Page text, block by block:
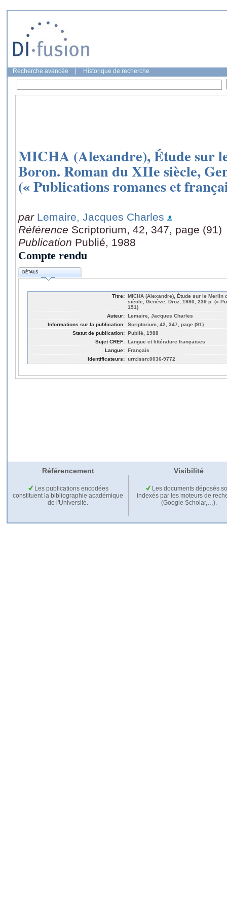
Recherche avancée Historique de recherche
MICHA (Alexandre), Étude sur
Boron. Roman du XIIe siècle,
(« Publications romanes et
par Lemaire, Jacques Charles
Référence Scriptorium, 42, 347, page (91)
Publication Publié, 1988
Compte rendu
DÉTAILS
Titre: MICHA (Alexandre), Étude sur le Merlin
siècle, Genève, Droz, 1980, 239 p. («
151)
Auteur: Lemaire, Jacques Charles
Informations sur la publication: Scriptorium, 42, 347, page (91)
Statut de publication: Publié, 1988
Sujet CREF: Langue et littérature françaises
Langue: Français
Identificateurs: urn:issn:0036-9772
Référencement Visibilité
Les publications encodées
constituent la bibliographie académique
de l'Université.
Les documents déposés
indexés par les moteurs de
(Google Scholar,…).